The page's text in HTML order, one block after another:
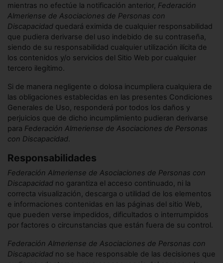
mientras no efectúe la notificación anterior, Federación
Almeriense de Asociaciones de Personas con
Discapacidad quedará eximida de cualquier responsabilidad
que pudiera derivarse del uso indebido de su contraseña,
siendo de su responsabilidad cualquier utilización ilícita de
los contenidos y/o servicios del Sitio Web por cualquier
tercero ilegítimo.
Si de manera negligente o dolosa incumpliera cualquiera de
las obligaciones establecidas en las presentes Condiciones
Generales de Uso, responderá por todos los daños y
perjuicios que de dicho incumplimiento pudieran derivarse
para Federación Almeriense de Asociaciones de Personas
con Discapacidad.
Responsabilidades
Federación Almeriense de Asociaciones de Personas con
Discapacidad no garantiza el acceso continuado, ni la
correcta visualización, descarga o utilidad de los elementos
e informaciones contenidas en las páginas del sitio Web,
que pueden verse impedidos, dificultados o interrumpidos
por factores o circunstancias que están fuera de su control.
Federación Almeriense de Asociaciones de Personas con
Discapacidad no se hace responsable de las decisiones que